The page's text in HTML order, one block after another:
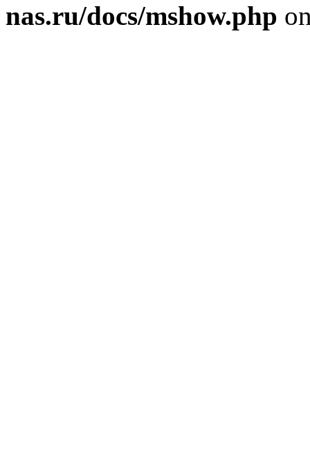
nas.ru/docs/mshow.php